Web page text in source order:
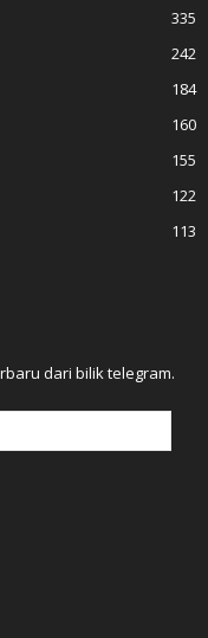
335
242
184
160
155
122
113
dari bilik telegram.